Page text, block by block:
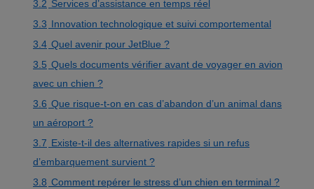
3.2 Services d’assistance en temps réel
3.3 Innovation technologique et suivi comportemental
3.4 Quel avenir pour JetBlue ?
3.5 Quels documents vérifier avant de voyager en avion
avec un chien ?
3.6 Que risque-t-on en cas d’abandon d’un animal dans
un aéroport ?
3.7 Existe-t-il des alternatives rapides si un refus
d’embarquement survient ?
3.8 Comment repérer le stress d’un chien en terminal ?